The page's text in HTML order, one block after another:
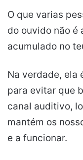
O que varias
do ouvido não é
acumulado no
Na verdade, ela
para evitar que
canal auditivo,
mantém os
e a funcionar.